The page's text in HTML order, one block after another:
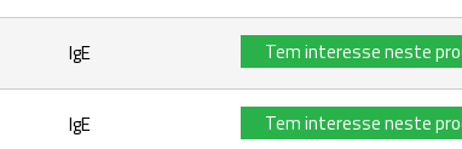
IgE Tem interesse neste
IgE Tem interesse neste